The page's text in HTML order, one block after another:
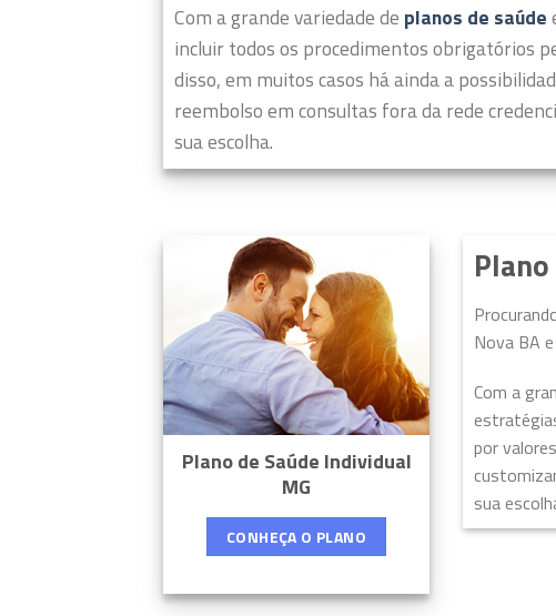
Com a grande variedade de planos de saúde
incluir todos os procedimentos obrigatórios
disso, em muitos casos há ainda a
reembolso em consultas fora da rede
sua escolha.
Plano de Saúde Individual
MG
CONHEÇA O PLANO
Nova BA
Com a
por
sua